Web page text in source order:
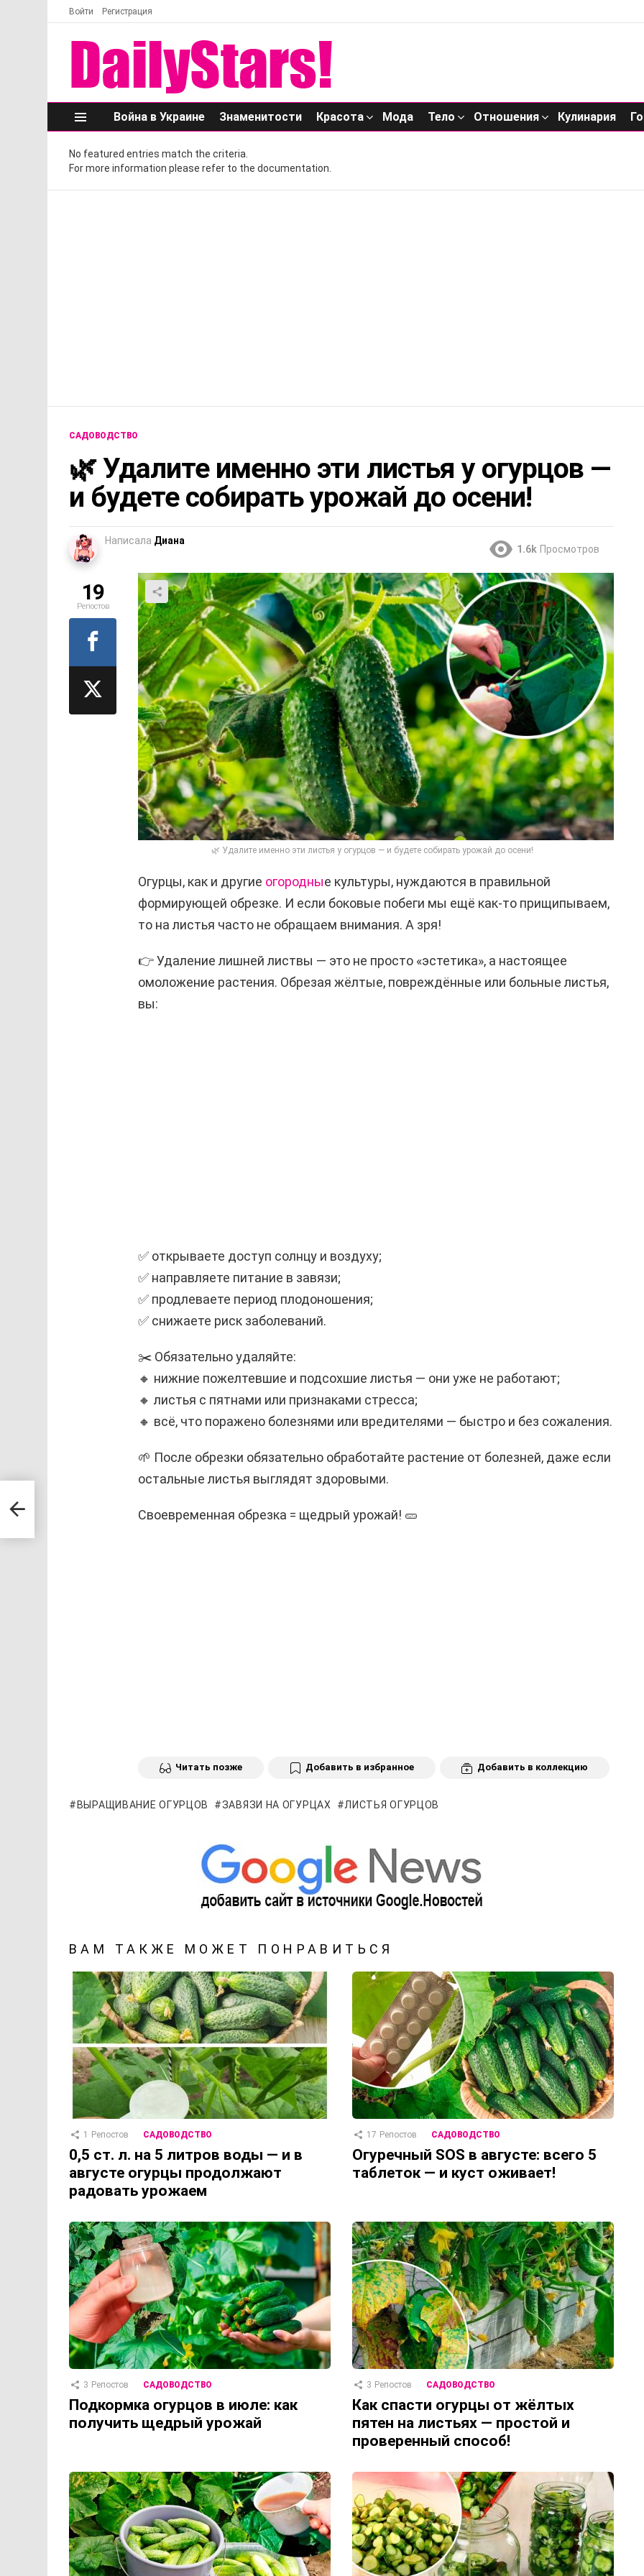
Войти Регистрация
Меню
Война в Украине Знаменитости Красота Мода Тело Отношения Кулинария
No featured entries match the criteria.
For more information please refer to the documentation.
САДОВОДСТВО
🌿 Удалите именно эти листья у огурцов —
и будете собирать урожай до осени!
Написала Диана
1.6k Просмотров
🌿 Удалите именно эти листья у огурцов — и будете собирать урожай до осени!
Огурцы, как и другие огородные культуры, нуждаются в правильной
формирующей обрезке. И если боковые побеги мы ещё как-то прищипываем,
то на листья часто не обращаем внимания. А зря!
👉 Удаление лишней листвы — это не просто «эстетика», а настоящее
омоложение растения. Обрезая жёлтые, повреждённые или больные листья,
вы:
✅ открываете доступ солнцу и воздуху;
✅ направляете питание в завязи;
✅ продлеваете период плодоношения;
✅ снижаете риск заболеваний.
✂️ Обязательно удаляйте:
🔸 нижние пожелтевшие и подсохшие листья — они уже не работают;
🔸 листья с пятнами или признаками стресса;
🔸 всё, что поражено болезнями или вредителями — быстро и без сожаления.
🌱 После обрезки обязательно обработайте растение от болезней, даже если
остальные листья выглядят здоровыми.
Своевременная обрезка = щедрый урожай! 🥒
Читать позже Добавить в избранное Добавить в коллекцию
19
Репостов
ВЫРАЩИВАНИЕ ОГУРЦОВ ЗАВЯЗИ НА ОГУРЦАХ ЛИСТЬЯ ОГУРЦОВ
ВАМ ТАКЖЕ МОЖЕТ ПОНРАВИТЬСЯ
1 Репостов САДОВОДСТВО
0,5 ст. л. на 5 литров воды — и в
августе огурцы продолжают
радовать урожаем
17 Репостов САДОВОДСТВО
Огуречный SOS в августе: всего 5
таблеток — и куст оживает!
3 Репостов САДОВОДСТВО
Подкормка огурцов в июле: как
получить щедрый урожай
3 Репостов САДОВОДСТВО
Как спасти огурцы от жёлтых
пятен на листьях — простой и
проверенный способ!